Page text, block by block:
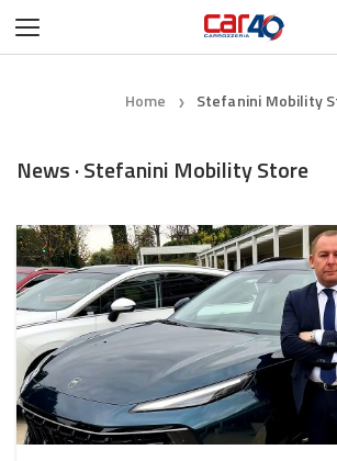
Home ❯ Stefanini Mobility
News · Stefanini Mobility Store